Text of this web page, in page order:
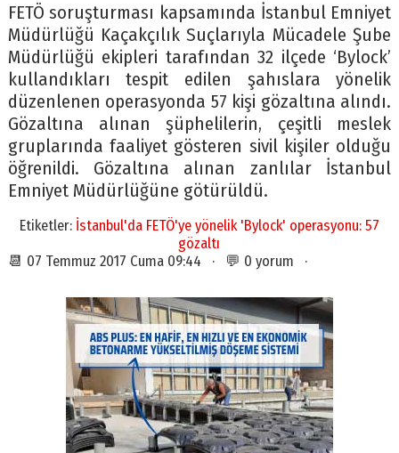
FETÖ soruşturması kapsamında İstanbul Emniyet
Müdürlüğü Kaçakçılık Suçlarıyla Mücadele Şube
Müdürlüğü ekipleri tarafından 32 ilçede ‘Bylock’
kullandıkları tespit edilen şahıslara yönelik
düzenlenen operasyonda 57 kişi gözaltına alındı.
Gözaltına alınan şüphelilerin, çeşitli meslek
gruplarında faaliyet gösteren sivil kişiler olduğu
öğrenildi. Gözaltına alınan zanlılar İstanbul
Emniyet Müdürlüğüne götürüldü.
Etiketler: İstanbul'da FETÖ'ye yönelik 'Bylock' operasyonu: 57
gözaltı
📆 07 Temmuz 2017 Cuma 09:44 · 💬 0 yorum ·